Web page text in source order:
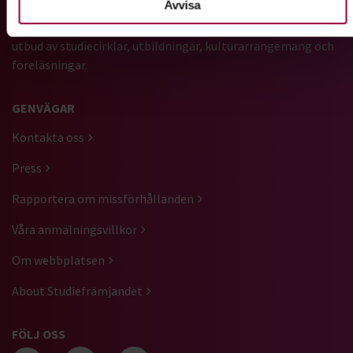
Avvisa
Vi är ett av Sveriges största studieförbund med ett brett
utbud av studiecirklar, utbildningar, kulturarrangemang och
föreläsningar.
GENVÄGAR
Kontakta oss
Press
Rapportera om missförhållanden
Våra anmälningsvillkor
Om webbplatsen
About Studiefrämjandet
FÖLJ OSS